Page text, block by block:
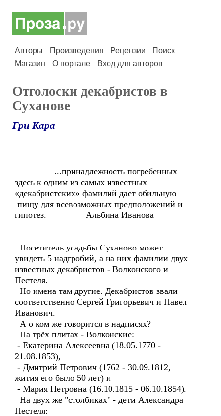
Авторы Произведения Рецензии
Поиск
Магазин
О портале Вход для авторов
Отголоски декабристов в
Суханове
Гри Кара
...принадлежность погребенных
здесь к одним из самых известных
«декабристских» фамилий дает обильную
пищу для всевозможных предположений и
гипотез. Альбина Иванова
Посетитель усадьбы Суханово может
увидеть 5 надгробий, а на них фамилии двух
известных декабристов - Волконского и
Пестеля.
Но имена там другие. Декабристов звали
соответственно Сергей Григорьевич и Павел
Иванович.
А о ком же говорится в надписях?
На трёх плитах - Волконские:
- Екатерина Алексеевна (18.05.1770 -
21.08.1853),
- Дмитрий Петрович (1762 - 30.09.1812,
жития его было 50 лет) и
- Мария Петровна (16.10.1815 - 06.10.1854).
На двух же "столбиках" - дети Александра
Пестеля: